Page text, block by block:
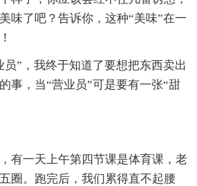
味了吧？告诉你，这种“美味”在一
员”，我终于知道了要想把东西卖出
事，当“营业员”可是要有一张“甜
有一天上午第四节课是体育课，老
圈。跑完后，我们累得直不起腰